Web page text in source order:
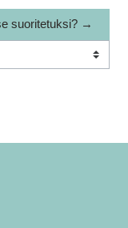
suoritetuksi? →